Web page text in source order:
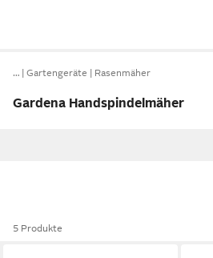
… Gartengeräte Rasenmäher
Gardena Handspindelmäher
5 Produkte